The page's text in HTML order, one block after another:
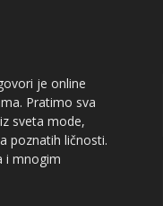
je online
Pratimo sva
sveta mode,
poznatih ličnosti.
i mnogim